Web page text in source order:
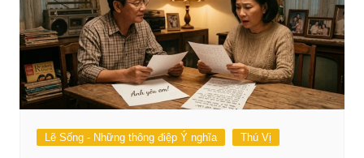
Lẽ Sống - Những thông điệp Ý nghĩa Thú Vị